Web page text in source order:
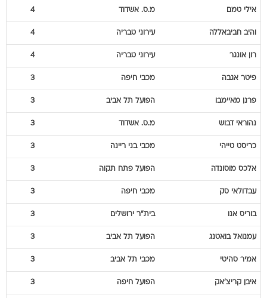
אילי טמם מ.ס. אשדוד 4
והיב חביבאללה עירוני טבריה 4
רון אונגר עירוני טבריה 4
פיטר אגבה מכבי חיפה 3
פרנן מאיימבו הפועל תל אביב 3
נהוראי דבוש מ.ס. אשדוד 3
כריסט טייהי מכבי בני ריינה 3
אלכס מוסונדה הפועל פתח תקוה 3
עבדולאי סק מכבי חיפה 3
בוריס אנו בית"ר ירושלים 3
עמנואל בואטנג הפועל תל אביב 3
אמיר סהיטי מכבי תל אביב 3
איבן קריצ'אק הפועל חיפה 3